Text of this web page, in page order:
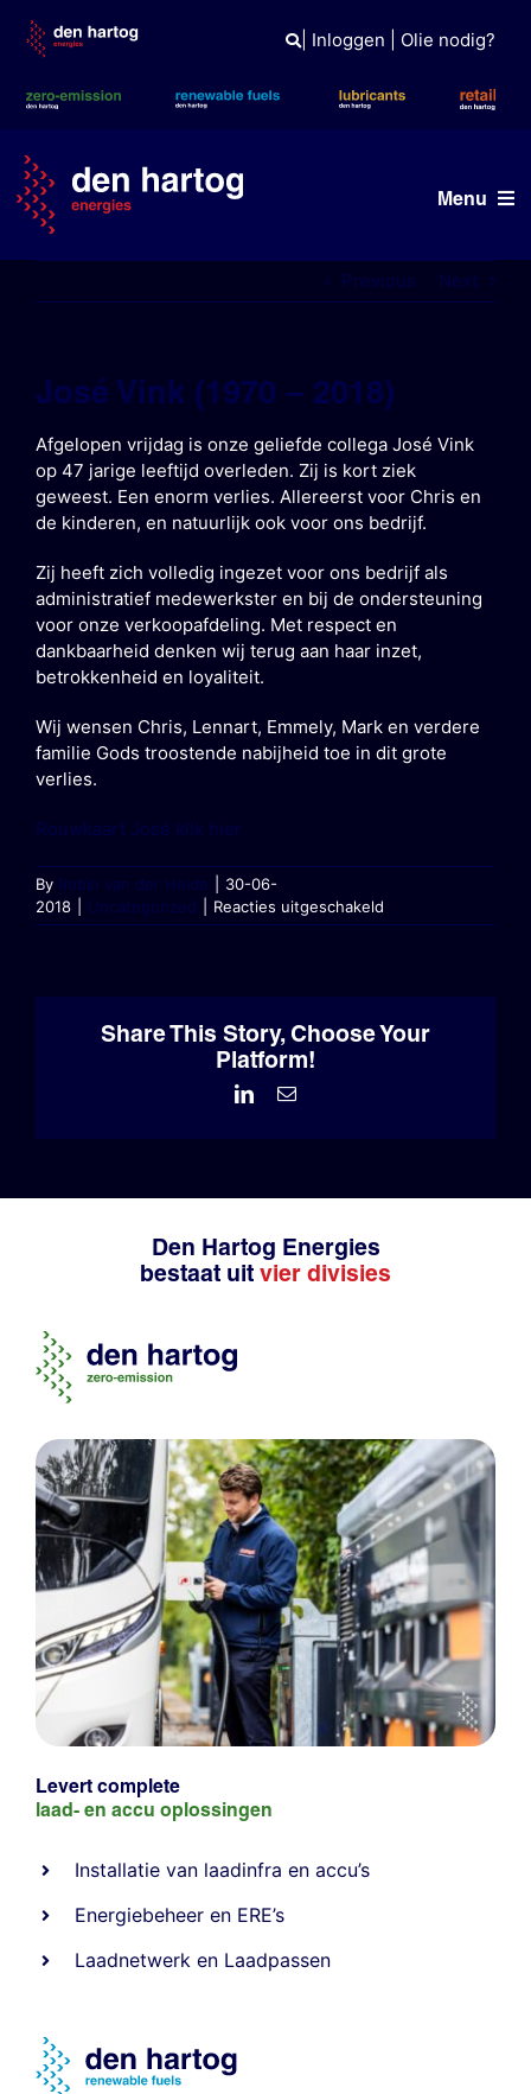
content
| Inloggen Olie nodig?
Menu
Wie wij zijn
Duurzaam
Tank- en laadpas
Previous Next
José Vink (1970 – 2018)
Afgelopen vrijdag is onze geliefde collega José Vink
op 47 jarige leeftijd overleden. Zij is kort ziek
geweest. Een enorm verlies. Allereerst voor Chris en
de kinderen, en natuurlijk ook voor ons bedrijf.
Zij heeft zich volledig ingezet voor ons bedrijf als
administratief medewerkster en bij de ondersteuning
voor onze verkoopafdeling. Met respect en
dankbaarheid denken wij terug aan haar inzet,
betrokkenheid en loyaliteit.
Wij wensen Chris, Lennart, Emmely, Mark en verdere
familie Gods troostende nabijheid toe in dit grote
verlies.
Rouwkaart José klik hier
By Robin van der Heide
30-06-
2018
Uncategorized Reacties uitgeschakeld
José
–
Share This Story, Choose Your
Platform!
LinkedInEmail
Den Hartog Energies
bestaat uit vier divisies
Levert complete
laad- en accu oplossingen
Installatie van laadinfra en accu’s
Energiebeheer en ERE’s
Laadnetwerk en Laadpassen